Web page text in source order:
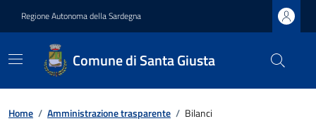
Regione Autonoma della Sardegna
Comune di Santa Giusta
Home / Amministrazione trasparente / Bilanci